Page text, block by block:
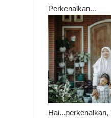
Perkenalkan...